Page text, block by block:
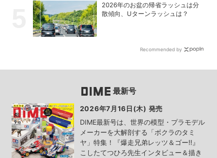
2026年のお盆の帰省ラッシュは分
散傾向、Uターンラッシュは？
Recommended by
最新号
2026年7月16日(木) 発売
DIME最新号は、世界の模型・プラモデル
メーカーを大解剖する「ボクラのタミ
ヤ」特集！『爆走兄弟レッツ＆ゴー!!』
こしたてつひろ先生インタビュー＆描き